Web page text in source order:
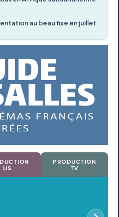
au beau fixe en juillet
US
PRODUCTION
TV